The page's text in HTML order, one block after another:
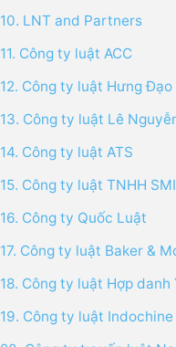
10. LNT and Partners
11. Công ty luật ACC
12. Công ty luật Hưng Đạo
13. Công ty luật Lê
14. Công ty luật ATS
15. Công ty luật TNHH
16. Công ty Quốc Luật
17. Công ty luật Baker &
18. Công ty luật Hợp danh
19. Công ty luật Indochine